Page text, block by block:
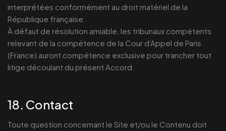
interprétées conformément au droit matériel de la
République française.
À défaut de résolution amiable, les tribunaux compétents
relevant de la compétence de la Cour d'Appel de Paris
(France) auront compétence exclusive pour trancher tout
litige découlant du présent Accord.
18. Contact
Toute question concernant le Site et/ou le Contenu doit